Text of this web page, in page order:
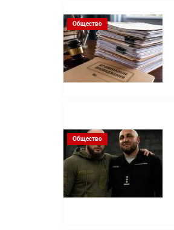
Общество
Общество